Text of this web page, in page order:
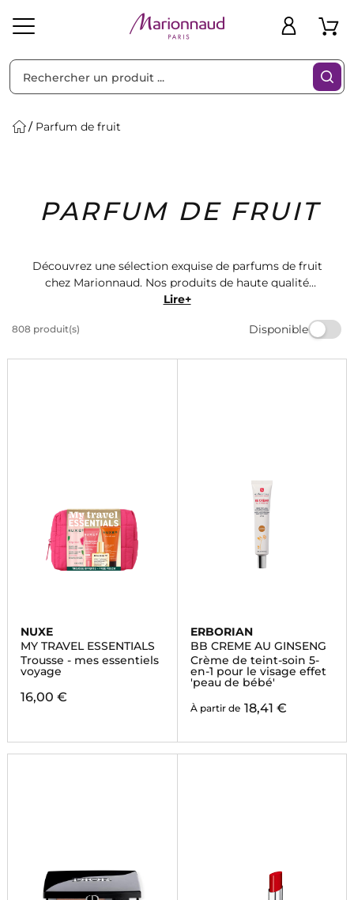
Solaire Homme Marques Idées
Cadeaux
Bons
Plans
Parfum de fruit
PARFUM DE FRUIT
Découvrez une sélection exquise de parfums de fruit
chez Marionnaud. Nos produits de haute qualité
offrent une expérience sensorielle unique. Des notes
douceur. Trouvez le parfum parfait pour vous ou
Lire+
808 produit(s) Disponible
Filtres
NUXE
MY TRAVEL ESSENTIALS
Trousse - mes essentiels
voyage
16,00 €
ERBORIAN
BB CREME AU GINSENG
Crème de teint-soin 5-
en-1 pour le visage effet
'peau de bébé'
À partir de 18,41 €